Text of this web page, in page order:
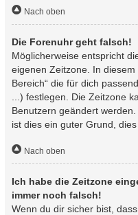
Nach oben
Die Forenuhr geht falsch!
Möglicherweise entspricht
eigenen Zeitzone. In
Bereich“ die für dich
...) festlegen. Die Zeitzone
Benutzern geändert
ist dies ein guter Grund,
Nach oben
Ich habe die Zeitzone
immer noch falsch!
Wenn du dir sicher bist,